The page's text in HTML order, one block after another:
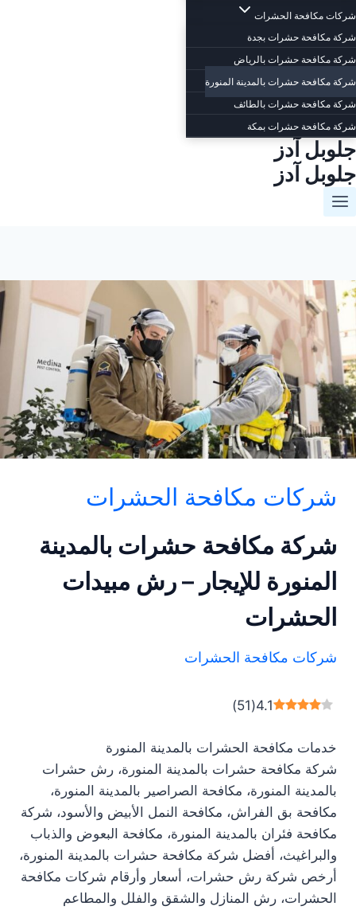
شركات مكافحة الحشرات
شركة مكافحة حشرات بجدة
شركة مكافحة حشرات بالرياض
شركة مكافحة حشرات بالمدينة المنورة
شركة مكافحة حشرات بالطائف
شركة مكافحة حشرات بمكة
جلوبل آدز
جلوبل آدز
شركات مكافحة الحشرات
شركة مكافحة حشرات بالمدينة
المنورة للإيجار – رش مبيدات
الحشرات
شركات مكافحة الحشرات
4.1
(
51
)
خدمات مكافحة الحشرات بالمدينة المنورة
شركة مكافحة حشرات بالمدينة المنورة، رش حشرات
بالمدينة المنورة، مكافحة الصراصير بالمدينة المنورة،
مكافحة بق الفراش، مكافحة النمل الأبيض والأسود، شركة
مكافحة فئران بالمدينة المنورة، مكافحة البعوض والذباب
والبراغيث، أفضل شركة مكافحة حشرات بالمدينة المنورة،
أرخص شركة رش حشرات، أسعار وأرقام شركات مكافحة
الحشرات، رش المنازل والشقق والفلل والمطاعم